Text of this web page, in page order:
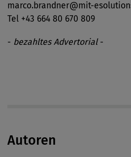
marco.brandner@mit-
Tel +43 664 80 670 809
- bezahltes Advertorial-
Autoren